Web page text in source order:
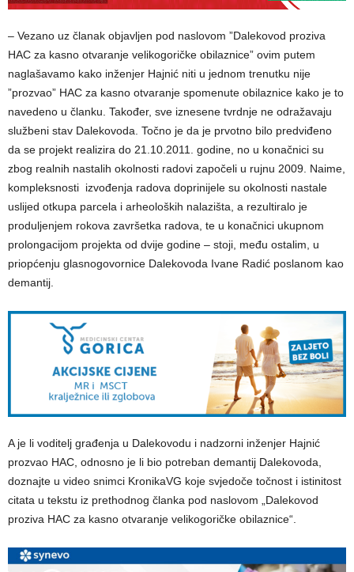
– Vezano uz članak objavljen pod naslovom ”Dalekovod proziva
HAC za kasno otvaranje velikogoričke obilaznice” ovim putem
naglašavamo kako inženjer Hajnić niti u jednom trenutku nije
”prozvao” HAC za kasno otvaranje spomenute obilaznice kako je to
navedeno u članku. Također, sve iznesene tvrdnje ne odražavaju
službeni stav Dalekovoda. Točno je da je prvotno bilo predviđeno
da se projekt realizira do 21.10.2011. godine, no u konačnici su
zbog realnih nastalih okolnosti radovi započeli u rujnu 2009. Naime,
kompleksnosti izvođenja radova doprinijele su okolnosti nastale
uslijed otkupa parcela i arheoloških nalazišta, a rezultiralo je
produljenjem rokova završetka radova, te u konačnici ukupnom
prolongacijom projekta od dvije godine – stoji, među ostalim, u
priopćenju glasnogovornice Dalekovoda Ivane Radić poslanom kao
demantij.
A je li voditelj građenja u Dalekovodu i nadzorni inženjer Hajnić
prozvao HAC, odnosno je li bio potreban demantij Dalekovoda,
doznajte u video snimci KronikaVG koje svjedoče točnost i istinitost
citata u tekstu iz prethodnog članka pod naslovom „Dalekovod
proziva HAC za kasno otvaranje velikogoričke obilaznice“.